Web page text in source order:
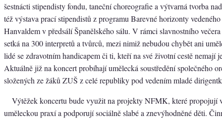
šestnácti stipendisty fondu, taneční choreografie a výtvarná tvorba
též výstava prací stipendistů z programu Barevné horizonty
Hanvaldem v předsálí Španělského sálu. V rámci slavnostního
setká na 300 interpretů a tvůrců, mezi nimiž nebudou chybět ani
lidé se zdravotním handicapem či ti, kteří na své životní cestě nemají
Aktuálně již na koncert probíhají umělecká soustředění společného
složených ze žáků ZUŠ z celé republiky pod vedením mladé
Výtěžek koncertu bude využit na projekty NFMK, které propojují
uměleckou praxí a podporují sociálně slabé a znevýhodněné děti.